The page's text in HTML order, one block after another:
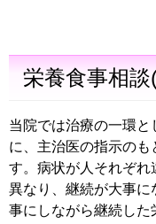
栄養食事相談
当院では治療の一環
に、主治医の指示のも
す。病状が人それぞれ
異なり、継続が大事
事にしながら継続した